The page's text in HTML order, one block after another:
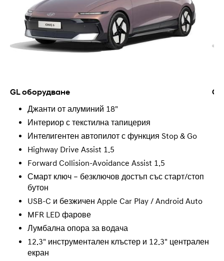
GL оборудване
Джанти от алуминий 18"
Интериор с текстилна тапицерия
Интелигентен автопилот с функция Stop & Go
Highway Drive Assist 1.5
Forward Collision-Avoidance Assist 1.5
Смарт ключ – безключов достъп със старт/стоп
бутон
USB-C и безжичен Apple Car Play / Android Auto
MFR LED фарове
Лумбална опора за водача
12.3" инструментален клъстер и 12.3" централен
екран